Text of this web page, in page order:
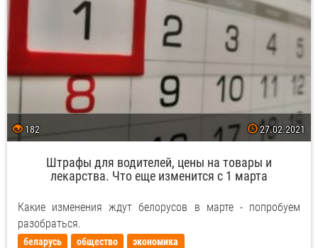
182 27.02.2021
Штрафы для водителей, цены на товары и
лекарства. Что еще изменится с 1 марта
Какие изменения ждут белорусов в марте - попробуем
разобраться.
беларусь общество экономика